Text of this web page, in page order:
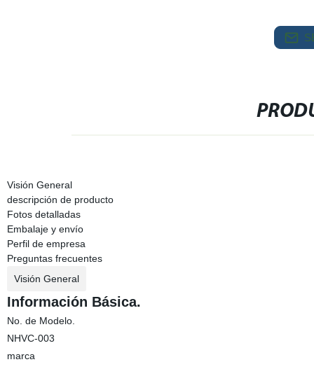
Visión General
descripción de producto
Fotos detalladas
Embalaje y envío
Perfil de empresa
Preguntas frecuentes
Visión General
Información Básica.
No. de Modelo.
NHVC-003
marca